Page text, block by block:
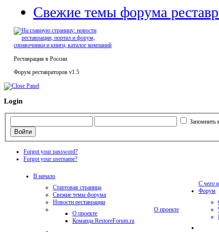
Свежие темы форума
Реставрация в России
Форум реставраторов v1.5
Login
Запомнить
Forgot your password?
Forgot your username?
В начало
С чего
Стартовая страница
Свежие темы форума
Новости реставрации
О проекте
О проекте
Команда RestoreForum.ru
Форум